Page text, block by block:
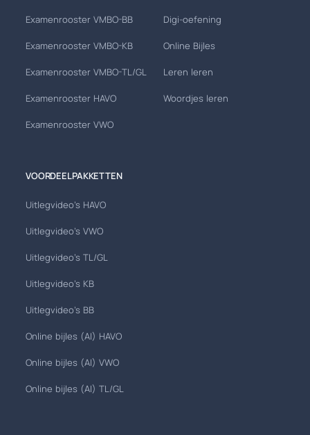
Examenrooster VMBO-BB
Examenrooster VMBO-KB
Examenrooster VMBO-TL/GL
Examenrooster HAVO
Examenrooster VWO
Digi-oefening
Online Bijles
Leren leren
Woordjes leren
VOORDEELPAKKETTEN
Uitlegvideo's HAVO
Uitlegvideo's VWO
Uitlegvideo's TL/GL
Uitlegvideo's KB
Uitlegvideo's BB
Online bijles (AI) HAVO
Online bijles (AI) VWO
Online bijles (AI) TL/GL